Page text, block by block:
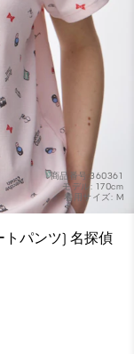
商品番号:360361
モデル: 170cm
着用サイズ: M
トパンツ) 名探偵